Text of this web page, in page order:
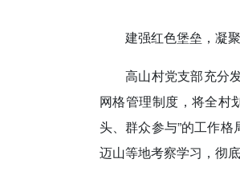
建强红色堡垒，凝
高山村党支部充分
网格管理制度，将全村
头、群众参与”的工作
迈山等地考察学习，彻